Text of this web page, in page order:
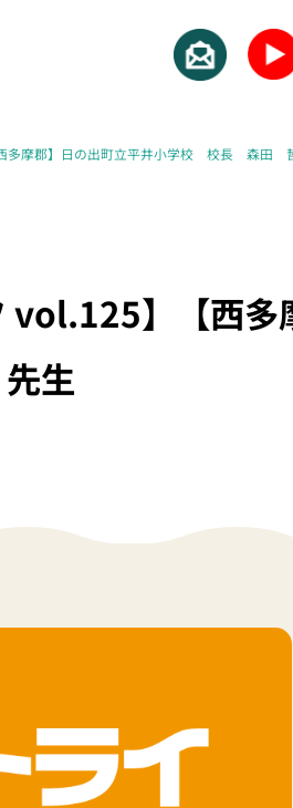
西多摩郡】日の出町立平井小学校 校長 森田
vol.125】【西
生